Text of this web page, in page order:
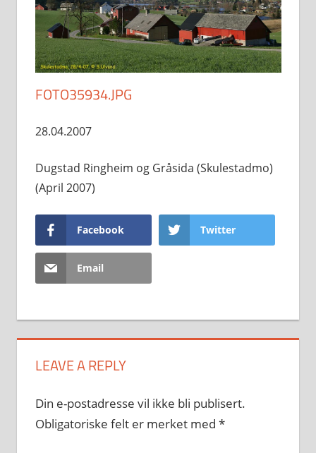
FOTO35934.JPG
28.04.2007
Dugstad Ringheim og Gråsida (Skulestadmo)
(April 2007)
Facebook Twitter
Email
LEAVE A REPLY
Din e-postadresse vil ikke bli publisert.
Obligatoriske felt er merket med *